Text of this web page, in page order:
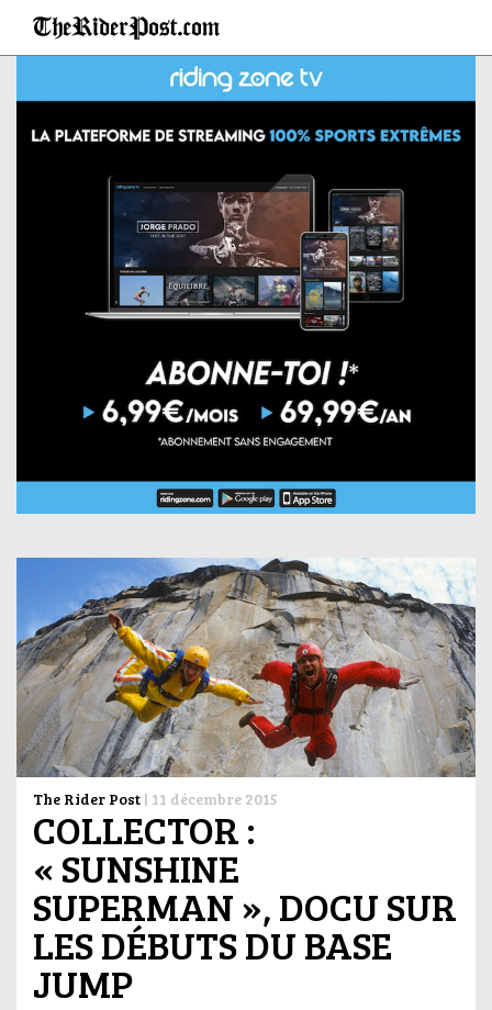
The Rider Post | 11 décembre 2015
COLLECTOR :
« SUNSHINE
SUPERMAN », DOCU SUR
LES DÉBUTS DU BASE
JUMP